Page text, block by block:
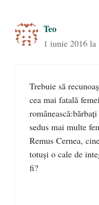
Teo
1 iunie 2016
Trebuie să
cea mai fatală
sedus mai multe
Remus Cernea,
totuși o cale de
fi?